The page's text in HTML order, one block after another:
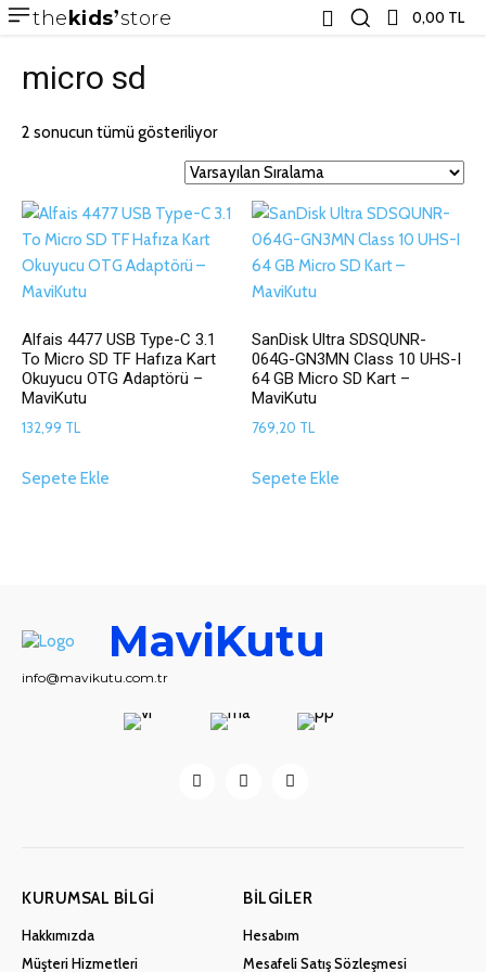
thekids store 0,00 TL
micro sd
2 sonucun tümü gösteriliyor
Alfais 4477 USB Type-C 3.1
To Micro SD TF Hafıza Kart
Okuyucu OTG Adaptörü –
MaviKutu
132,99 TL
Sepete Ekle
SanDisk Ultra SDSQUNR-
064G-GN3MN Class 10 UHS-I
64 GB Micro SD Kart –
MaviKutu
769,20 TL
Sepete Ekle
MaviKutu
info@mavikutu.com.tr
KURUMSAL BILGI
Hakkımızda
Müşteri Hizmetleri
BILGILER
Hesabım
Mesafeli Satış Sözleşmesi